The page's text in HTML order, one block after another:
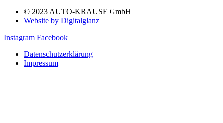
© 2023 AUTO-KRAUSE GmbH
Website by Digitalglanz
Instagram Facebook
Datenschutzerklärung
Impressum